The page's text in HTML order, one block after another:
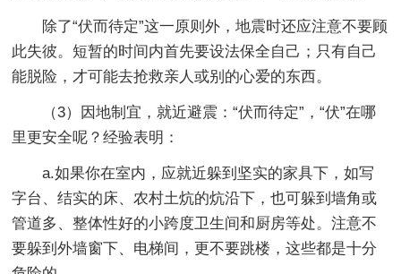
除了“伏而待定”这一原则外，地震时还应注意不要顾
此失彼。短暂的时间内首先要设法保全自己；只有自己
能脱险，才可能去抢救亲人或别的心爱的东西。
（3）因地制宜，就近避震：“伏而待定”，“伏”在哪
里更安全呢？经验表明：
a.如果你在室内，应就近躲到坚实的家具下，如写
字台、结实的床、农村土炕的炕沿下，也可躲到墙角或
管道多、整体性好的小跨度卫生间和厨房等处。注意不
要躲到外墙窗下、电梯间，更不要跳楼，这些都是十分